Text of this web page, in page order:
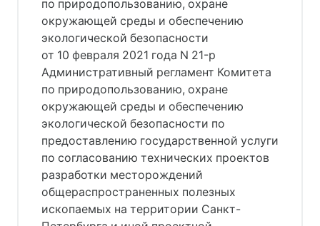
по природопользованию, охране
окружающей среды и обеспечению
экологической безопасности
от 10 февраля 2021 года N 21-р
Административный регламент Комитета
по природопользованию, охране
окружающей среды и обеспечению
экологической безопасности по
предоставлению государственной услуги
по согласованию технических проектов
разработки месторождений
общераспространенных полезных
ископаемых на территории Санкт-